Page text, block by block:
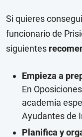
Si quieres
funcionario de
siguientes
Empieza a
En
academia
Ayudantes de
Planifica y